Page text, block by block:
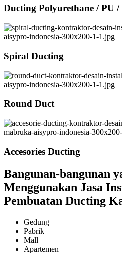
Ducting Polyurethane / PU /
Spiral Ducting
Round Duct
Accesories Ducting
Bangunan-bangunan
Menggunakan Jasa
Pembuatan Ducting
Gedung
Pabrik
Mall
Apartemen